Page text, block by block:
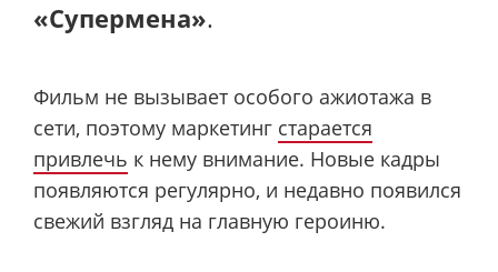
«Супермена».
Фильм не вызывает особого ажиотажа в
сети, поэтому маркетинг старается
привлечь к нему внимание. Новые кадры
появляются регулярно, и недавно появился
свежий взгляд на главную героиню.